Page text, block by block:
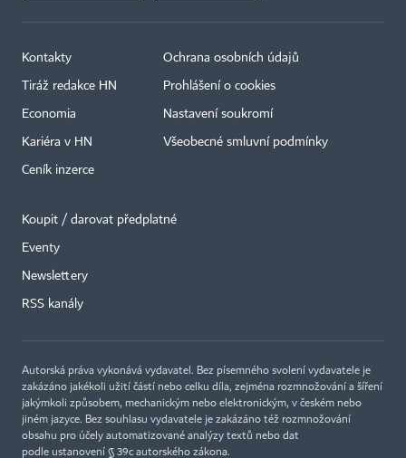
Kontakty
Tiráž redakce HN
Economia
Kariéra v HN
Ceník inzerce
Ochrana osobních údajů
Prohlášení o cookies
Nastavení soukromí
Všeobecné smluvní podmínky
Koupit / darovat předplatné
Eventy
Newslettery
RSS kanály
Autorská práva vykonává vydavatel. Bez písemného svolení vydavatele je
zakázáno jakékoli užití částí nebo celku díla, zejména rozmnožování a šíření
jakýmkoli způsobem, mechanickým nebo elektronickým, v českém nebo
jiném jazyce. Bez souhlasu vydavatele je zakázáno též rozmnožování
obsahu pro účely automatizované analýzy textů nebo dat
podle ustanovení § 39c autorského zákona.